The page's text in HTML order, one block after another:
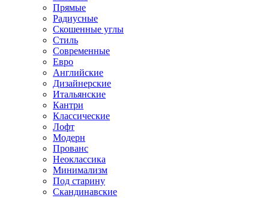
Прямые
Радиусные
Скошенные углы
Стиль
Современные
Евро
Английские
Дизайнерские
Итальянские
Кантри
Классические
Лофт
Модерн
Прованс
Неоклассика
Минимализм
Под старину
Скандинавские